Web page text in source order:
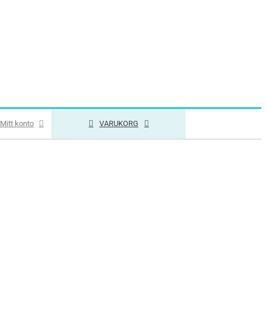
Mitt konto VARUKORG